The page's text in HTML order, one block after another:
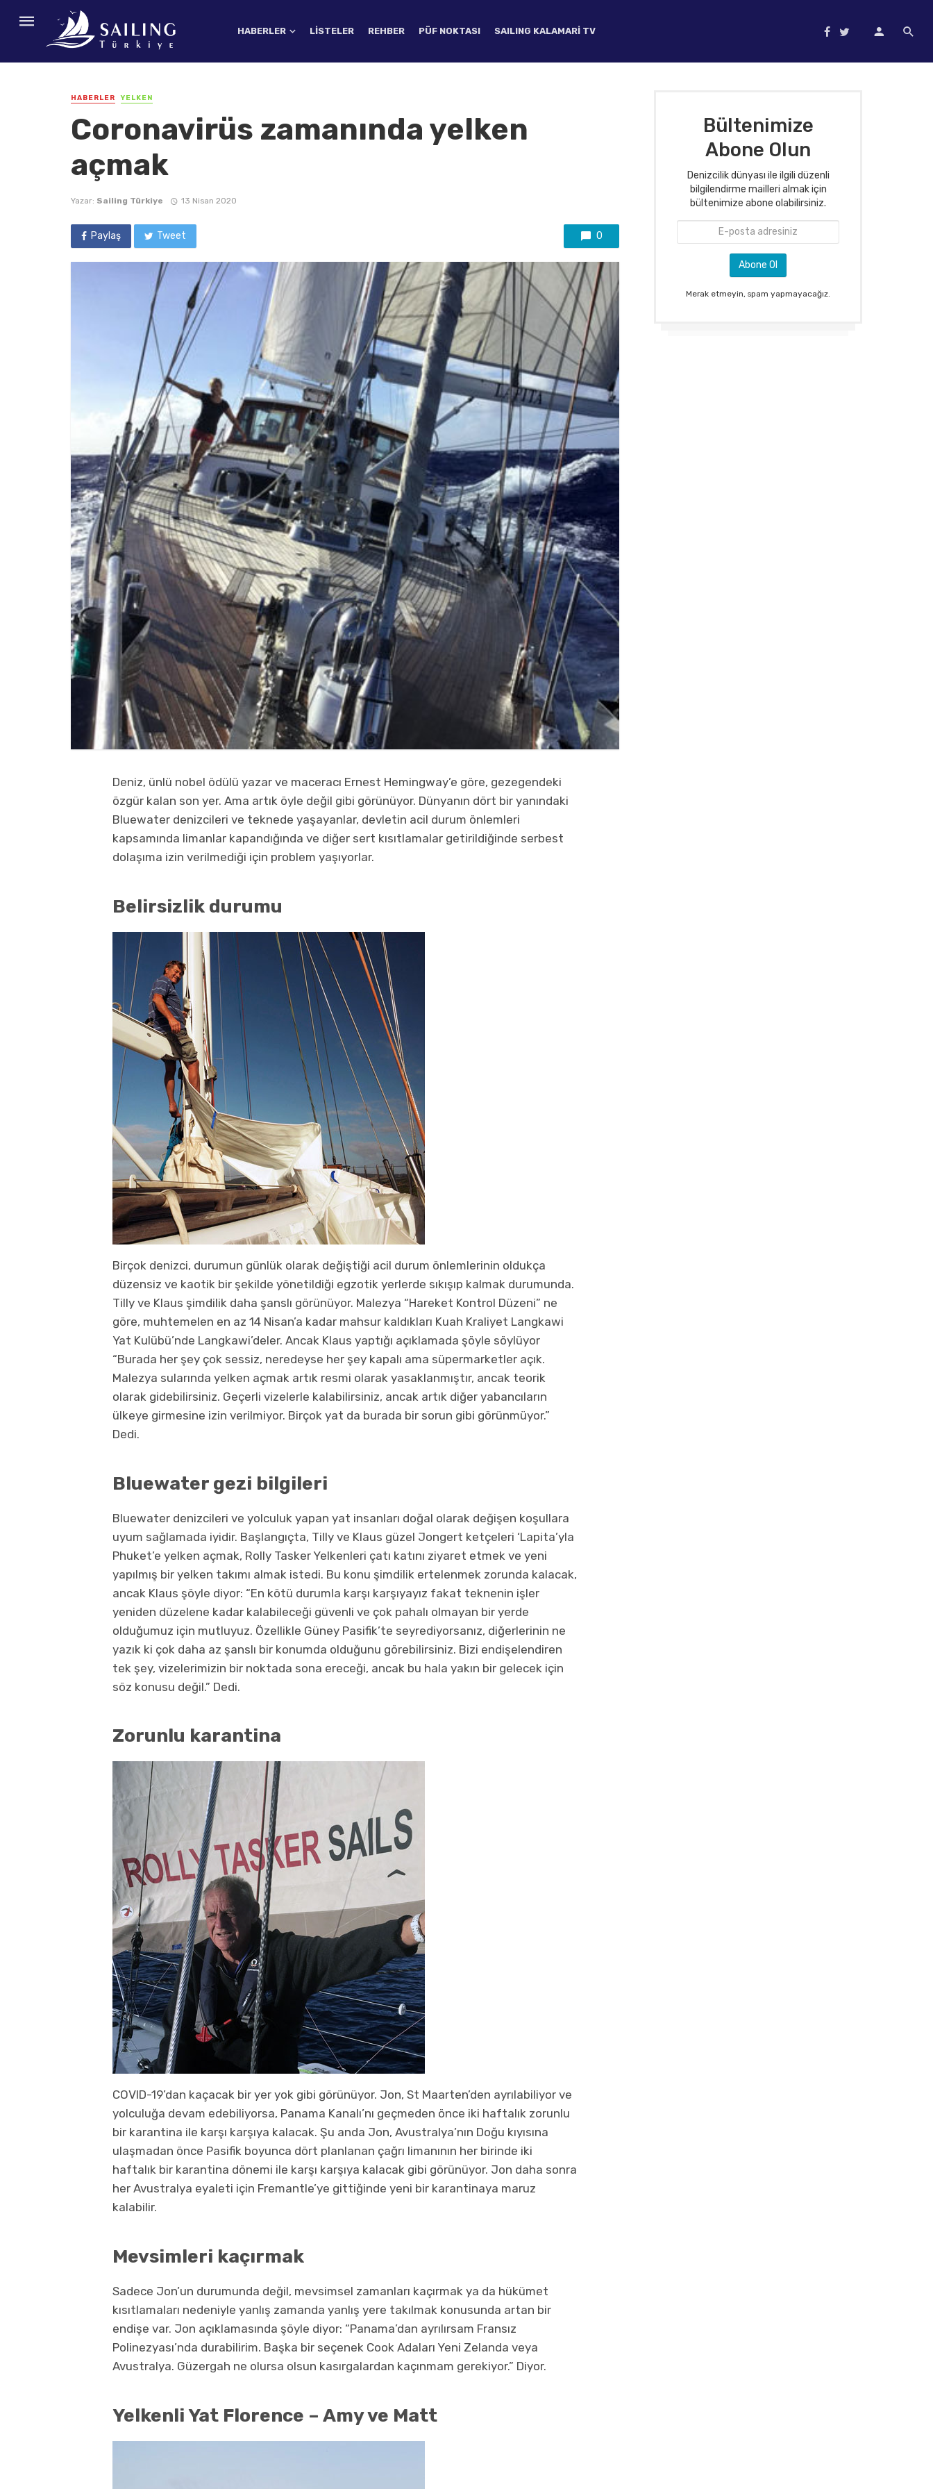
HABERLER LISTELER REHBER PÜF NOKTASI SAILING KALAMARI TV
HABERLER YELKEN
Coronavirüs zamanında yelken
açmak
Yazar: Sailing Türkiye 13 Nisan 2020
Paylaş Tweet 0
Deniz, ünlü nobel ödülü yazar ve maceracı Ernest Hemingway’e göre, gezegendeki
özgür kalan son yer. Ama artık öyle değil gibi görünüyor. Dünyanın dört bir yanındaki
Bluewater denizcileri ve teknede yaşayanlar, devletin acil durum önlemleri
kapsamında limanlar kapandığında ve diğer sert kısıtlamalar getirildiğinde serbest
dolaşıma izin verilmediği için problem yaşıyorlar.
Belirsizlik durumu
Birçok denizci, durumun günlük olarak değiştiği acil durum önlemlerinin oldukça
düzensiz ve kaotik bir şekilde yönetildiği egzotik yerlerde sıkışıp kalmak durumunda.
Tilly ve Klaus şimdilik daha şanslı görünüyor. Malezya “Hareket Kontrol Düzeni” ne
göre, muhtemelen en az 14 Nisan’a kadar mahsur kaldıkları Kuah Kraliyet Langkawi
Yat Kulübü’nde Langkawi’deler. Ancak Klaus yaptığı açıklamada şöyle söylüyor
“Burada her şey çok sessiz, neredeyse her şey kapalı ama süpermarketler açık.
Malezya sularında yelken açmak artık resmi olarak yasaklanmıştır, ancak teorik
olarak gidebilirsiniz. Geçerli vizelerle kalabilirsiniz, ancak artık diğer yabancıların
ülkeye girmesine izin verilmiyor. Birçok yat da burada bir sorun gibi görünmüyor.”
Dedi.
Bluewater gezi bilgileri
Bluewater denizcileri ve yolculuk yapan yat insanları doğal olarak değişen koşullara
uyum sağlamada iyidir. Başlangıçta, Tilly ve Klaus güzel Jongert ketçeleri ‘Lapita’yla
Phuket’e yelken açmak, Rolly Tasker Yelkenleri çatı katını ziyaret etmek ve yeni
yapılmış bir yelken takımı almak istedi. Bu konu şimdilik ertelenmek zorunda kalacak,
ancak Klaus şöyle diyor: “En kötü durumla karşı karşıyayız fakat teknenin işler
yeniden düzelene kadar kalabileceği güvenli ve çok pahalı olmayan bir yerde
olduğumuz için mutluyuz. Özellikle Güney Pasifik’te seyrediyorsanız, diğerlerinin ne
yazık ki çok daha az şanslı bir konumda olduğunu görebilirsiniz. Bizi endişelendiren
tek şey, vizelerimizin bir noktada sona ereceği, ancak bu hala yakın bir gelecek için
söz konusu değil.” Dedi.
Zorunlu karantina
COVID-19’dan kaçacak bir yer yok gibi görünüyor. Jon, St Maarten’den ayrılabiliyor ve
yolculuğa devam edebiliyorsa, Panama Kanalı’nı geçmeden önce iki haftalık zorunlu
bir karantina ile karşı karşıya kalacak. Şu anda Jon, Avustralya’nın Doğu kıyısına
ulaşmadan önce Pasifik boyunca dört planlanan çağrı limanının her birinde iki
haftalık bir karantina dönemi ile karşı karşıya kalacak gibi görünüyor. Jon daha sonra
her Avustralya eyaleti için Fremantle’ye gittiğinde yeni bir karantinaya maruz
kalabilir.
Mevsimleri kaçırmak
Sadece Jon’un durumunda değil, mevsimsel zamanları kaçırmak ya da hükümet
kısıtlamaları nedeniyle yanlış zamanda yanlış yere takılmak konusunda artan bir
endişe var. Jon açıklamasında şöyle diyor: “Panama’dan ayrılırsam Fransız
Polinezyası’nda durabilirim. Başka bir seçenek Cook Adaları Yeni Zelanda veya
Avustralya. Güzergah ne olursa olsun kasırgalardan kaçınmam gerekiyor.” Diyor.
Yelkenli Yat Florence – Amy ve Matt
Bültenimize
Abone Olun
Denizcilik dünyası ile ilgili düzenli
bilgilendirme mailleri almak için
bültenimize abone olabilirsiniz.
Merak etmeyin, spam yapmayacağız.